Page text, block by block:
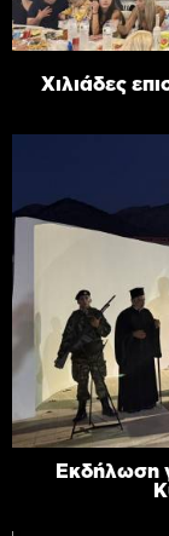
Χιλιάδες
Εκδήλωση